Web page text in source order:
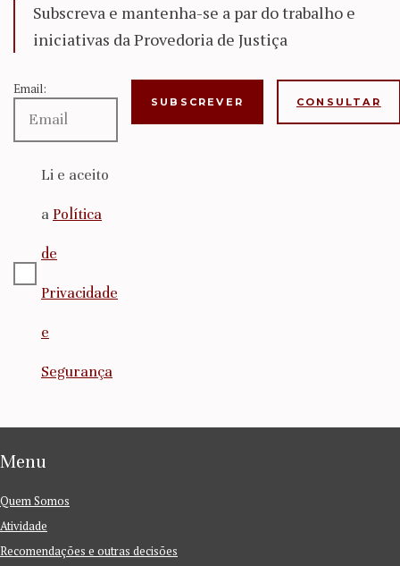
Subscreva e mantenha-se a par do trabalho e
iniciativas da Provedoria de Justiça
Email:
Li e aceito
a Política
de
Privacidade
e
Segurança
CONSULTAR
Menu
Quem Somos
Atividade
Recomendações e outras decisões